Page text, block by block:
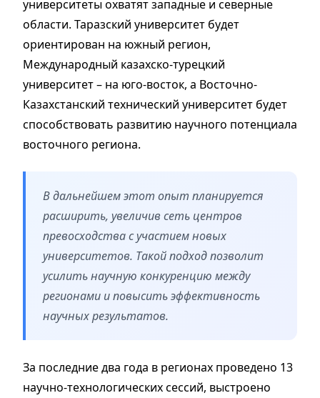
университеты охватят западные и северные
области. Таразский университет будет
ориентирован на южный регион,
Международный казахско-турецкий
университет – на юго-восток, а Восточно-
Казахстанский технический университет будет
способствовать развитию научного потенциала
восточного региона.
В дальнейшем этот опыт планируется
расширить, увеличив сеть центров
превосходства с участием новых
университетов. Такой подход позволит
усилить научную конкуренцию между
регионами и повысить эффективность
научных результатов.
За последние два года в регионах проведено 13
научно-технологических сессий, выстроено